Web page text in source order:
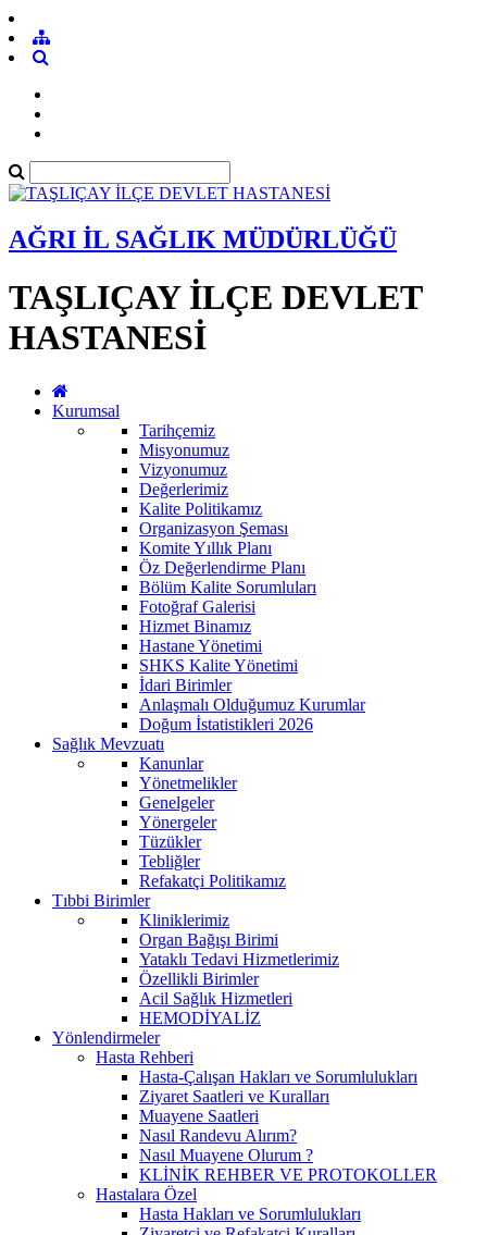
AĞRI İL SAĞLIK MÜDÜRLÜĞÜ
TAŞLIÇAY İLÇE DEVLET
HASTANESİ
Kurumsal
Tarihçemiz
Misyonumuz
Vizyonumuz
Değerlerimiz
Kalite Politikamız
Organizasyon Şeması
Komite Yıllık Planı
Öz Değerlendirme Planı
Bölüm Kalite Sorumluları
Fotoğraf Galerisi
Hizmet Binamız
Hastane Yönetimi
SHKS Kalite Yönetimi
İdari Birimler
Anlaşmalı Olduğumuz Kurumlar
Doğum İstatistikleri 2026
Sağlık Mevzuatı
Kanunlar
Yönetmelikler
Genelgeler
Yönergeler
Tüzükler
Tebliğler
Refakatçi Politikamız
Tıbbi Birimler
Kliniklerimiz
Organ Bağışı Birimi
Yataklı Tedavi Hizmetlerimiz
Özellikli Birimler
Acil Sağlık Hizmetleri
HEMODİYALİZ
Yönlendirmeler
Hasta Rehberi
Hasta-Çalışan Hakları ve Sorumlulukları
Ziyaret Saatleri ve Kuralları
Muayene Saatleri
Nasıl Randevu Alırım?
Nasıl Muayene Olurum ?
KLİNİK REHBER VE PROTOKOLLER
Hastalara Özel
Hasta Hakları ve Sorumlulukları